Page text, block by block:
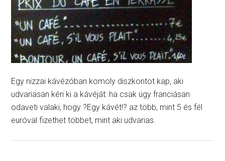
Egy nizzai kávézóban komoly diszkontot kap, aki
udvariasan kéri ki a kávéját: ha csak úgy franciásan
odaveti valaki, hogy ?Egy kávét!? az több, mint 5 és fél
euróval fizethet többet, mint aki udvarias.